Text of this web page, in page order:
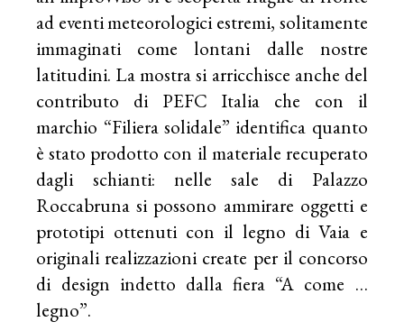
ad eventi meteorologici estremi, solitamente
immaginati come lontani dalle nostre
latitudini. La mostra si arricchisce anche del
contributo di PEFC Italia che con il
marchio “Filiera solidale” identifica quanto
è stato prodotto con il materiale recuperato
dagli schianti: nelle sale di Palazzo
Roccabruna si possono ammirare oggetti e
prototipi ottenuti con il legno di Vaia e
originali realizzazioni create per il concorso
di design indetto dalla fiera “A come …
legno”.